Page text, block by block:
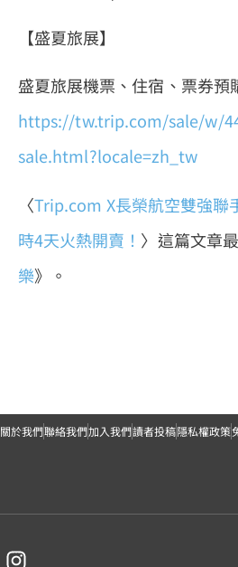
【盛夏旅展】
盛夏旅展機票、住宿、票券預
https://tw.trip.com/sale/w/
sale.html?locale=zh_tw
〈Trip.com X長榮航空雙強聯
時4天火熱開賣！ 〉這篇文章
樂》。
關於我們聯絡我們加入我們讀者投稿隱私權政策